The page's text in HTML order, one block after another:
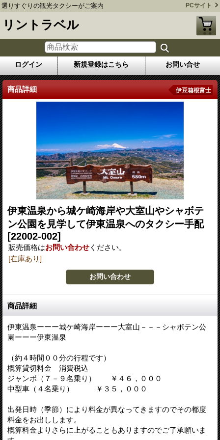
選りすぐりの観光タクシーがご案内 PCサイト
リントラベル
ログイン 新規登録はこちら お問い合せ
商品詳細 伊豆箱根富士
伊東温泉から城ケ崎海岸や大室山やシャボテ
ン公園を見学して伊東温泉へのタクシー手配
[22002-002]
販売価格はお問い合わせ ください。
[在庫あり]
商品詳細
伊東温泉ーーー城ケ崎海岸ーーー大室山－－－シャボテン公
園ーーー伊東温泉
（約４時間００分の行程です）
概算貸切料金 消費税込
ジャンボ（７－９名乗り） ￥４６，０００
中型車（４名乗り） ￥３５，０００
出発日時（季節）により料金が異なってきますのでその都度
料金をお出しします。
概算料金よりさらに上がることもありますのでご了承願いま